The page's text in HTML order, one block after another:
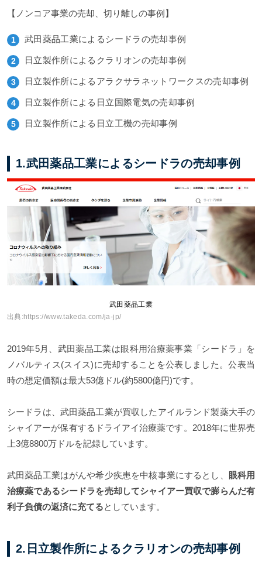
【ノンコア事業の売却、切り離しの事例】
武田薬品工業によるシードラの売却事例
日立製作所によるクラリオンの売却事例
日立製作所によるアラクサラネットワークスの売却事例
日立製作所による日立国際電気の売却事例
日立製作所による日立工機の売却事例
1.武田薬品工業によるシードラの売却事例
武田薬品工業
出典:https://www.takeda.com/ja-jp/
2019年5月、武田薬品工業は眼科用治療薬事業「シードラ」を
ノバルティス(スイス)に売却することを公表しました。公表当
時の想定価額は最大53億ドル(約5800億円)です。
シードラは、武田薬品工業が買収したアイルランド製薬大手の
シャイアーが保有するドライアイ治療薬です。2018年に世界売
上3億8800万ドルを記録しています。
武田薬品工業はがんや希少疾患を中核事業にするとし、
眼科用
治療薬であるシードラを売却してシャイアー買収で膨らんだ有
利子負債の返済に充てるとしています。
2.日立製作所によるクラリオンの売却事例